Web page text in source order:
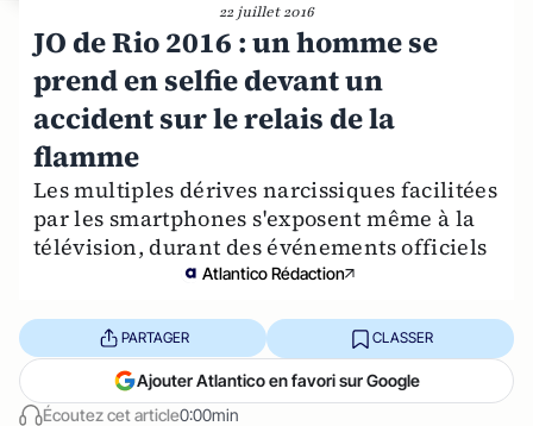
22 juillet 2016
JO de Rio 2016 : un homme se
prend en selfie devant un
accident sur le relais de la
flamme
Les multiples dérives narcissiques facilitées
par les smartphones s'exposent même à la
télévision, durant des événements officiels
Atlantico Rédaction
Écoutez cet article0:00min
PARTAGER CLASSER
Ajouter Atlantico en favori sur Google